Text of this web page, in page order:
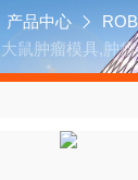
产品中心
鼠肿瘤模具,肿